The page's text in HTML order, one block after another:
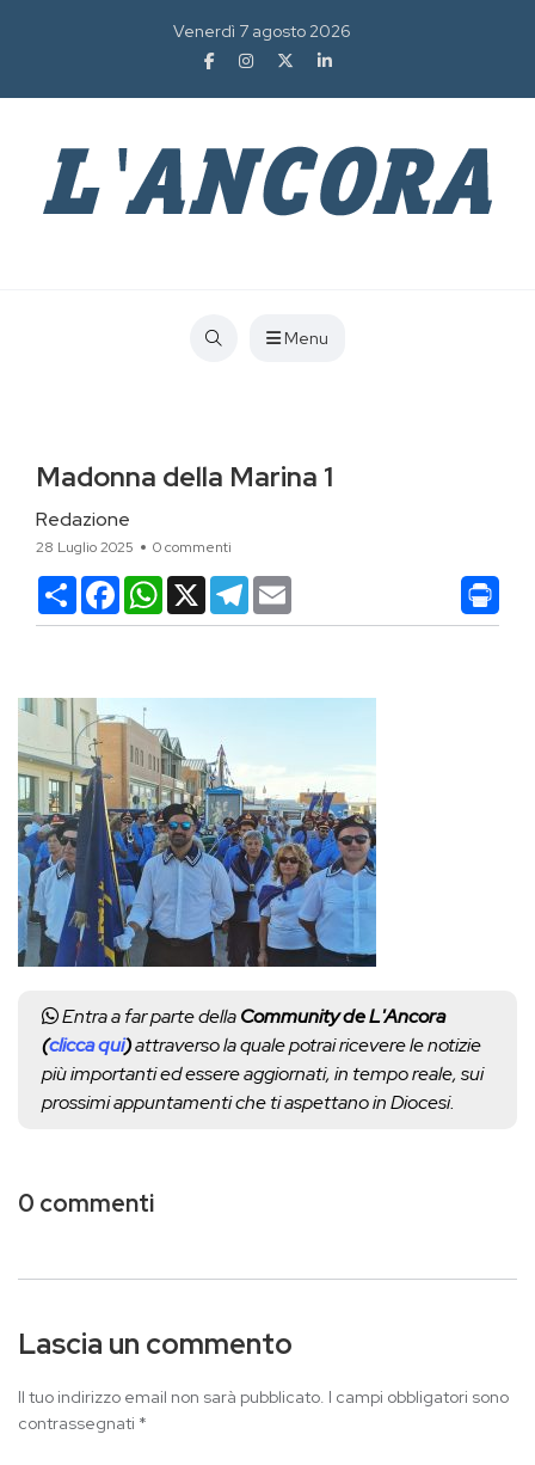
Venerdì 7 agosto 2026
Menu
Madonna della Marina 1
Redazione
28 Luglio 2025 0 commenti
CondividiFacebookWhatsApp
X Telegram
Entra a far parte dellaCommunity de L'Ancora
(clicca qui)attraverso la quale potrai ricevere le notizie
più importanti ed essere aggiornati, in tempo reale, sui
prossimi appuntamenti che ti aspettano in Diocesi.
0 commenti
Lascia un commento
Il tuo indirizzo email non sarà pubblicato. I campi obbligatori sono
contrassegnati *